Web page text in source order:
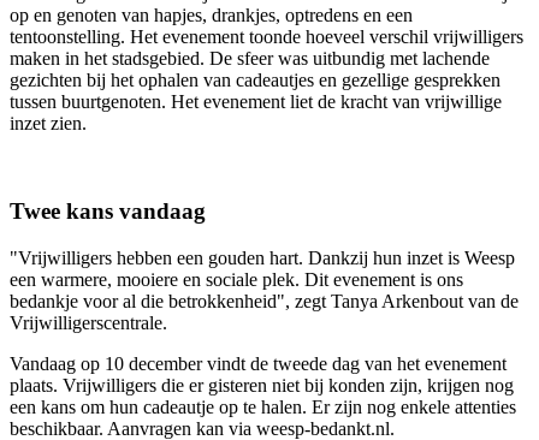
op en genoten van hapjes, drankjes, optredens en een
tentoonstelling. Het evenement toonde hoeveel verschil vrijwilligers
maken in het stadsgebied. De sfeer was uitbundig met lachende
gezichten bij het ophalen van cadeautjes en gezellige gesprekken
tussen buurtgenoten. Het evenement liet de kracht van vrijwillige
inzet zien.
Twee kans vandaag
"Vrijwilligers hebben een gouden hart. Dankzij hun inzet is Weesp
een warmere, mooiere en sociale plek. Dit evenement is ons
bedankje voor al die betrokkenheid", zegt Tanya Arkenbout van de
Vrijwilligerscentrale.
Vandaag op 10 december vindt de tweede dag van het evenement
plaats. Vrijwilligers die er gisteren niet bij konden zijn, krijgen nog
een kans om hun cadeautje op te halen. Er zijn nog enkele attenties
beschikbaar. Aanvragen kan via weesp-bedankt.nl.